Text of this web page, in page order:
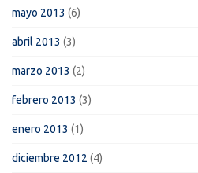
mayo 2013 (6)
abril 2013 (3)
marzo 2013 (2)
febrero 2013 (3)
enero 2013 (1)
diciembre 2012 (4)